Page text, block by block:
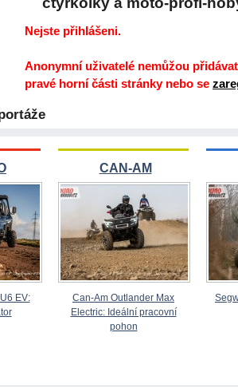
Nejste přihlášeni.
Anonymní uživatelé nemůžou
pravé horní části stránky nebo se
EV:
CAN-AM
Can-Am Outlander Max
Electric: Ideální pracovní
pohon